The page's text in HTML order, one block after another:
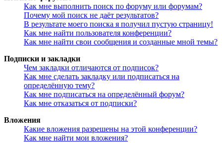
Как мне выполнить поиск по форуму или форумам?
Почему мой поиск не даёт результатов?
В результате моего поиска я получил пустую страницу!
Как мне найти пользователя конференции?
Как мне найти свои сообщения и созданные мной темы?
Подписки и закладки
Чем закладки отличаются от подписок?
Как мне сделать закладку или подписаться на
определённую тему?
Как мне подписаться на определённый форум?
Как мне отказаться от подписки?
Вложения
Какие вложения разрешены на этой конференции?
Как мне найти мои вложения?